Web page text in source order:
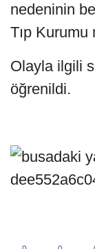
nedeninin
Tıp
Olayla ilgili
öğrenildi.